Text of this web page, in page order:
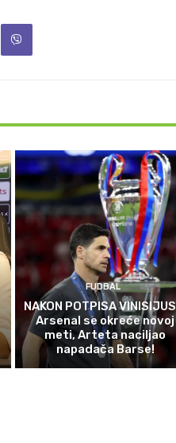
FUDBAL
NAKON POTPISA
Arsenal se okreće novoj
meti, Arteta naciljao
napadača Barse!